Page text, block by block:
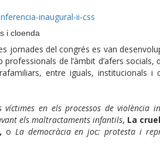
i cloenda
jornades del congrés es van
professionals de l’àmbit d’afers
entre iguals, institucionals
víctimes en els processos de violència
els maltractaments infantils, La
o La democràcia en joc: protesta i